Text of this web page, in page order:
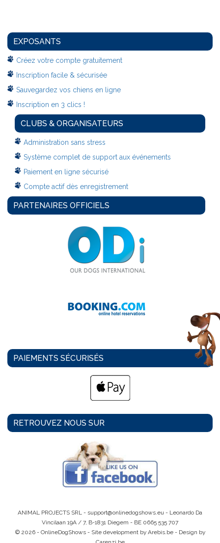
EXPOSANTS
Créez votre compte gratuitement
Inscription facile & sécurisée
Sauvegardez vos chiens en ligne
Inscription en 3 clics !
CLUBS & ORGANISATEURS
Administration sans stress
Système complet de support aux événements
Paiement en ligne sécurisé
Compte actif dès enregistrement
PARTENAIRES OFFICIELS
PAIEMENTS SÉCURISÉS
RETROUVEZ NOUS SUR
ANIMAL PROJECTS SRL - support@onlinedogshows.eu - Leonardo Da
Vincilaan 19A / 7, B-1831 Diegem - BE 0665 535 707
© 2026 - OnlineDogShows - Site development by Arebis.be - Design by